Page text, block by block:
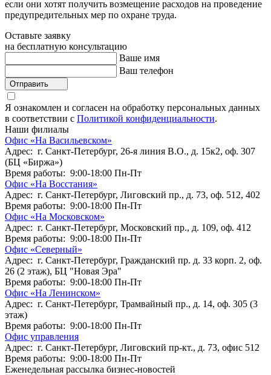
если они хотят получить возмещение расходов на проведение
предупредительных мер по охране труда.
Оставьте заявку
на бесплатную консультацию
Ваше имя
Ваш телефон
Отправить
Я ознакомлен и согласен на обработку персональных данных
в соответствии с Политикой конфиденциальности.
Наши филиалы
Офис «На Васильевском»
Адрес: г. Санкт-Петербург, 26-я линия В.О., д. 15к2, оф. 307
(БЦ «Биржа»)
Время работы: 9:00-18:00 Пн-Пт
Офис «На Восстания»
Адрес: г. Санкт-Петербург, Лиговский пр., д. 73, оф. 512, 402
Время работы: 9:00-18:00 Пн-Пт
Офис «На Московском»
Адрес: г. Санкт-Петербург, Московский пр., д. 109, оф. 412
Время работы: 9:00-18:00 Пн-Пт
Офис «Северный»
Адрес: г. Санкт-Петербург, Гражданский пр. д. 33 корп. 2, оф.
26 (2 этаж), БЦ "Новая Эра"
Время работы: 9:00-18:00 Пн-Пт
Офис «На Ленинском»
Адрес: г. Санкт-Петербург, Трамвайный пр., д. 14, оф. 305 (3
этаж)
Время работы: 9:00-18:00 Пн-Пт
Офис управления
Адрес: г. Санкт-Петербург, Лиговский пр-кт., д. 73, офис 512
Время работы: 9:00-18:00 Пн-Пт
Еженедельная рассылка бизнес-новостей